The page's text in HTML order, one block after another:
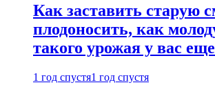
Как заставить старую
плодоносить, как
такого урожая у вас
1 год спустя1 год спустя